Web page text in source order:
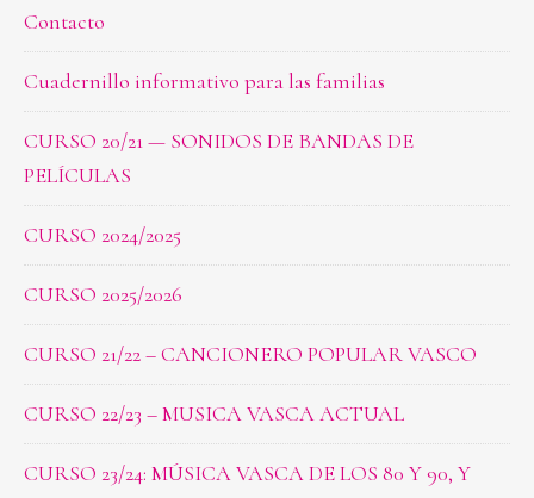
Contacto
Cuadernillo informativo para las familias
CURSO 20/21 — SONIDOS DE BANDAS DE
PELÍCULAS
CURSO 2024/2025
CURSO 2025/2026
CURSO 21/22 – CANCIONERO POPULAR VASCO
CURSO 22/23 – MUSICA VASCA ACTUAL
CURSO 23/24: MÚSICA VASCA DE LOS 80 Y 90, Y